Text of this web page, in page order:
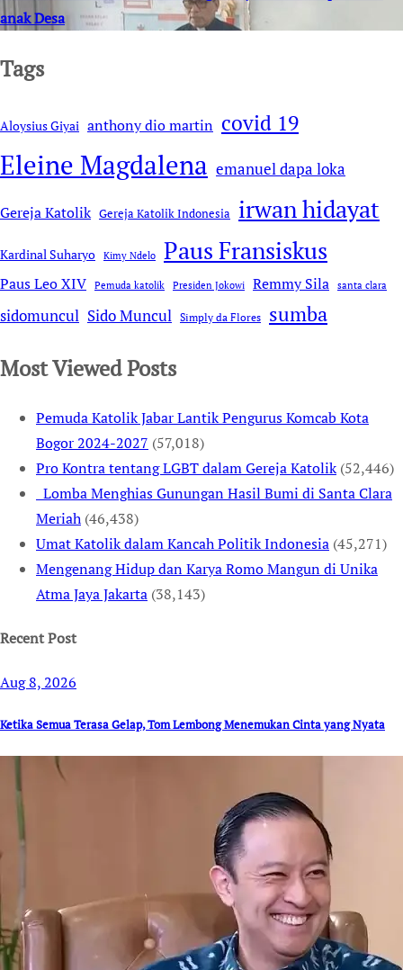
anak Desa
Tags
Aloysius Giyai anthony dio martin covid 19
Eleine Magdalena emanuel dapa loka
Gereja Katolik Gereja Katolik Indonesia irwan hidayat
Kardinal Suharyo Kimy Ndelo Paus Fransiskus
Paus Leo XIV Pemuda katolik Presiden Jokowi Remmy Sila santa clara
sidomuncul Sido Muncul Simply da Flores sumba
Most Viewed Posts
Pemuda Katolik Jabar Lantik Pengurus Komcab Kota
Bogor 2024-2027 (57,018)
Pro Kontra tentang LGBT dalam Gereja Katolik (52,446)
Lomba Menghias Gunungan Hasil Bumi di Santa Clara
Meriah (46,438)
Umat Katolik dalam Kancah Politik Indonesia (45,271)
Mengenang Hidup dan Karya Romo Mangun di Unika
Atma Jaya Jakarta (38,143)
Recent Post
Aug 8, 2026
Ketika Semua Terasa Gelap, Tom Lembong Menemukan Cinta yang Nyata